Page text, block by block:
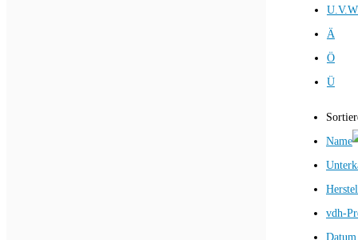
Ä
Ö
Ü
Name
vdh-
Datum